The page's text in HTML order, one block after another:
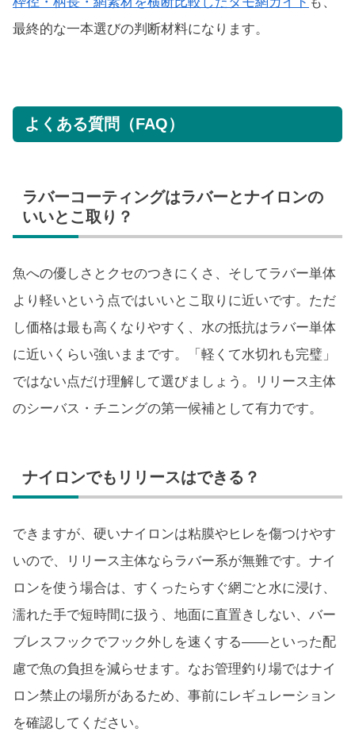
最終的な一本選びの判断材料になります。
よくある質問（FAQ）
ラバーコーティングはラバーとナイロンの
いいとこ取り？
魚への優しさとクセのつきにくさ、そしてラバー単体
より軽いという点ではいいとこ取りに近いです。ただ
し価格は最も高くなりやすく、水の抵抗はラバー単体
に近いくらい強いままです。「軽くて水切れも完璧」
ではない点だけ理解して選びましょう。リリース主体
のシーバス・チニングの第一候補として有力です。
ナイロンでもリリースはできる？
できますが、硬いナイロンは粘膜やヒレを傷つけやす
いので、リリース主体ならラバー系が無難です。ナイ
ロンを使う場合は、すくったらすぐ網ごと水に浸け、
濡れた手で短時間に扱う、地面に直置きしない、バー
ブレスフックでフック外しを速くする——といった配
慮で魚の負担を減らせます。なお管理釣り場ではナイ
ロン禁止の場所があるため、事前にレギュレーション
を確認してください。